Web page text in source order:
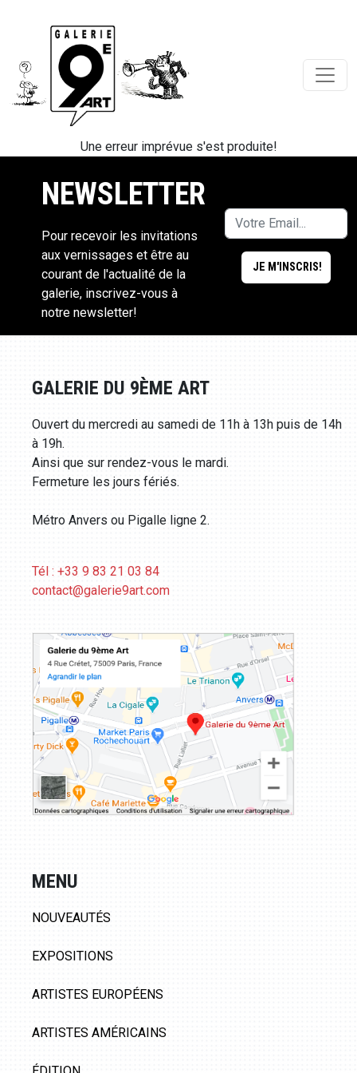
Une erreur imprévue s'est produite!
NEWSLETTER
Pour recevoir les invitations
aux vernissages et être au
courant de l'actualité de la
galerie, inscrivez-vous à
notre newsletter!
GALERIE DU 9ÈME ART
Ouvert du mercredi au samedi de 11h à 13h puis de 14h
à 19h.
Ainsi que sur rendez-vous le mardi.
Fermeture les jours fériés.
Métro Anvers ou Pigalle ligne 2.
Tél : +33 9 83 21 03 84
contact@galerie9art.com
MENU
NOUVEAUTÉS
EXPOSITIONS
ARTISTES EUROPÉENS
ARTISTES AMÉRICAINS